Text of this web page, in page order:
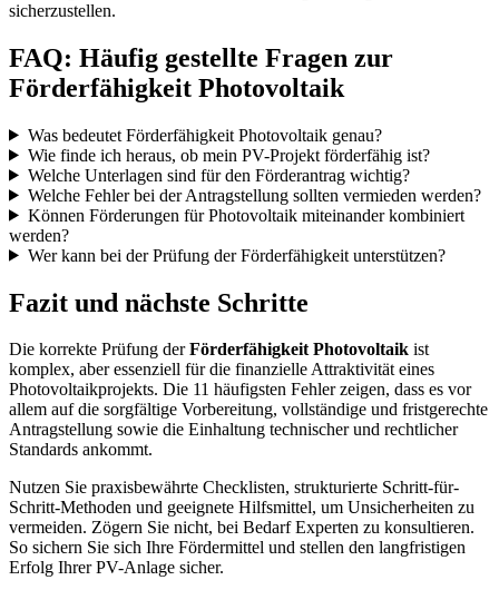
sicherzustellen.
FAQ: Häufig gestellte Fragen zur
Förderfähigkeit Photovoltaik
Was bedeutet Förderfähigkeit Photovoltaik genau?
Wie finde ich heraus, ob mein PV-Projekt förderfähig ist?
Welche Unterlagen sind für den Förderantrag wichtig?
Welche Fehler bei der Antragstellung sollten vermieden werden?
Können Förderungen für Photovoltaik miteinander kombiniert
werden?
Wer kann bei der Prüfung der Förderfähigkeit unterstützen?
Fazit und nächste Schritte
Die korrekte Prüfung derFörderfähigkeit Photovoltaik ist
komplex, aber essenziell für die finanzielle Attraktivität eines
Photovoltaikprojekts. Die 11 häufigsten Fehler zeigen, dass es vor
allem auf die sorgfältige Vorbereitung, vollständige und fristgerechte
Antragstellung sowie die Einhaltung technischer und rechtlicher
Standards ankommt.
Nutzen Sie praxisbewährte Checklisten, strukturierte Schritt-für-
Schritt-Methoden und geeignete Hilfsmittel, um Unsicherheiten zu
vermeiden. Zögern Sie nicht, bei Bedarf Experten zu konsultieren.
So sichern Sie sich Ihre Fördermittel und stellen den langfristigen
Erfolg Ihrer PV-Anlage sicher.